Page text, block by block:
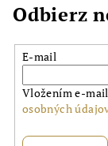
Odbierz
E-mail
Vložením e-
osobných